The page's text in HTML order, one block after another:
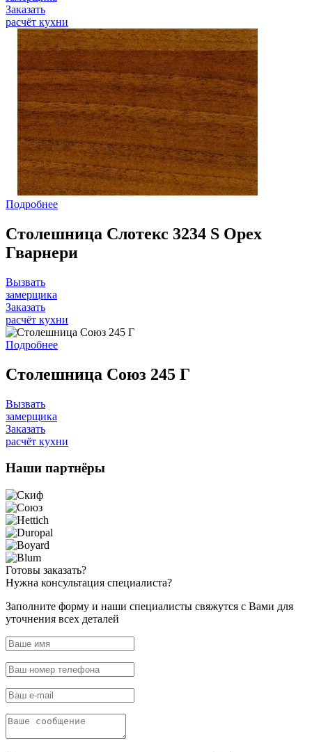
Заказать
расчёт кухни
Подробнее
Столешница Слотекс 3234 S Орех
Гварнери
Вызвать
замерщика
Заказать
расчёт кухни
Подробнее
Столешница Союз 245 Г
Вызвать
замерщика
Заказать
расчёт кухни
Наши партнёры
Готовы заказать?
Нужна консультация специалиста?
Заполните форму и наши специалисты свяжутся с Вами для
уточнения всех деталей